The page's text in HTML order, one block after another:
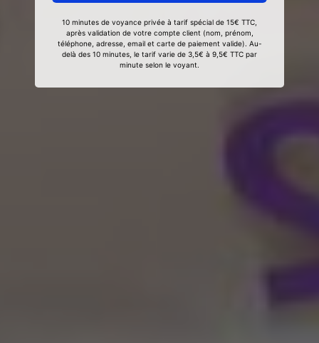
10 minutes de voyance privée à tarif spécial de 15€ TTC,
après validation de votre compte client (nom, prénom,
téléphone, adresse, email et carte de paiement valide). Au-
delà des 10 minutes, le tarif varie de 3,5€ à 9,5€ TTC par
minute selon le voyant.